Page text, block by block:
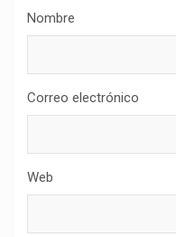
Nombre
Correo electrónico
Web